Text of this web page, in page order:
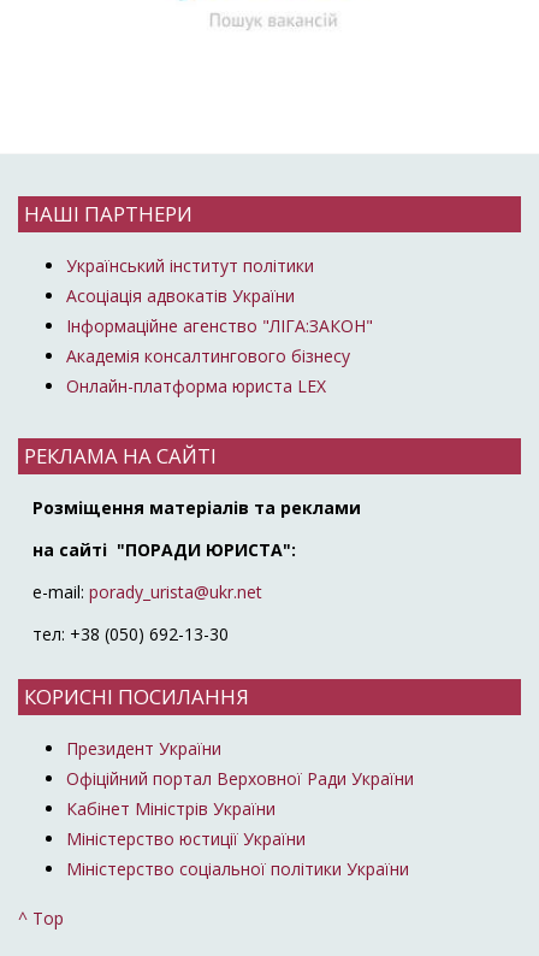
НАШІ ПАРТНЕРИ
Український інститут політики
Асоціація адвокатів України
Інформаційне агенство "ЛІГА:ЗАКОН"
Академія консалтингового бізнесу
Онлайн-платформа юриста LEX
РЕКЛАМА НА САЙТІ
Розміщення матеріалів та реклами
на сайті "ПОРАДИ ЮРИСТА":
e-mail: porady_urista@ukr.net
тел: +38 (050) 692-13-30
КОРИСНІ ПОСИЛАННЯ
Президент України
Офіційний портал Верховної Ради України
Кабінет Міністрів України
Міністерство юстиції України
Міністерство соціальної політики України
^ Top